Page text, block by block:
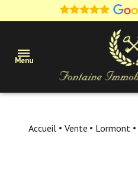
Menu
Accueil Vente Lormont